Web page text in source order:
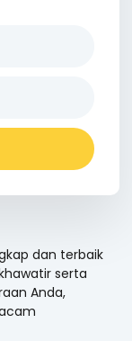
dan terbaik
serta
Anda,